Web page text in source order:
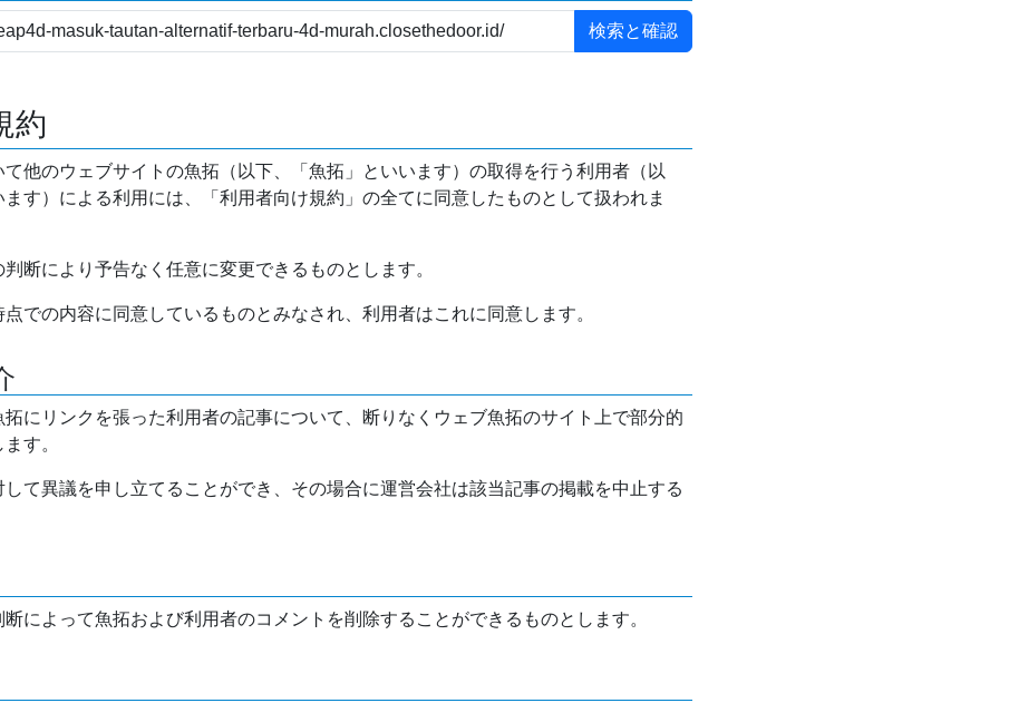
約
て他のウェブサイトの魚拓（以下、「魚拓」といいます）の取得を行う利用者（以
す）による利用には、「利用者向け規約」の全てに同意したものとして扱われま
断により予告なく任意に変更できるものとします。
での内容に同意しているものとみなされ、利用者はこれに同意します。
にリンクを張った利用者の記事について、断りなくウェブ魚拓のサイト上で部分的
す。
て異議を申し立てることができ、その場合に運営会社は該当記事の掲載を中止する
によって魚拓および利用者のコメントを削除することができるものとします。